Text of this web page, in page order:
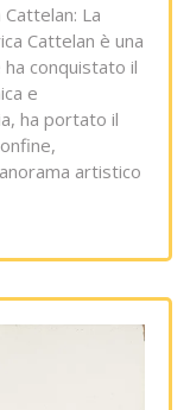
La
Cattelan è una
conquistato il
e
ha portato il
artistico